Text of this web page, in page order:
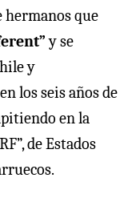
hermanos que
y se
y
los seis años de
en la
de Estados